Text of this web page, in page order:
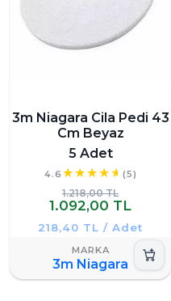
3m Niagara Cila Pedi 43
Cm Beyaz
5 Adet
4.6 (5)
1.218,00 TL
1.092,00 TL
218,40 TL / Adet
3m Niagara